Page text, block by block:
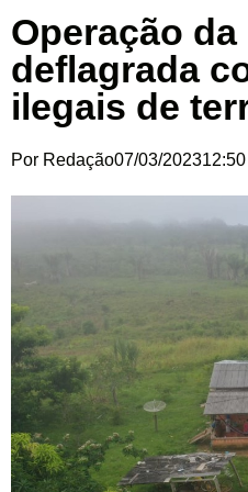
Operação
deflagrada
ilegais de
Por Redação07/03/202312:50